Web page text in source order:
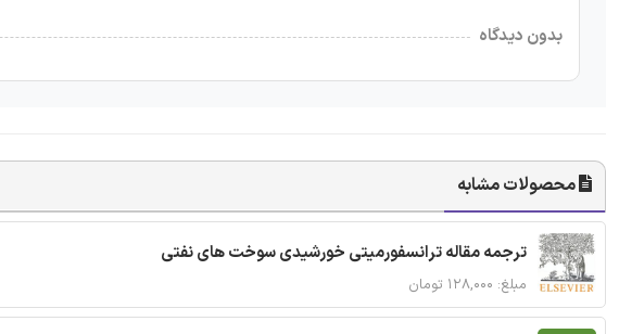
بدون دیدگاه
محصولات مشابه
ترجمه مقاله ترانسفورمیتی خورشیدی سوخت های نفتی
مبلغ: ۱۲۸,۰۰۰ تومان